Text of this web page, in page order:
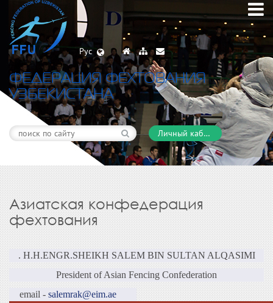
Рус
ФЕДЕРАЦИЯ ФЕХТОВАНИЯ
УЗБЕКИСТАНА
Личный кабинет
Азиатская конфедерация
фехтования
. H.H.ENGR.SHEIKH SALEM BIN SULTAN ALQASIMI
President of Asian Fencing Confederation
email - salemrak@eim.ae